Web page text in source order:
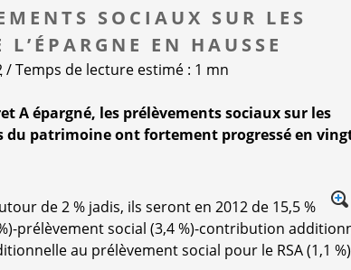
SOCIAUX SUR LES
L’ÉPARGNE EN HAUSSE
/ Temps de lecture estimé : 1 mn
A épargné, les prélèvements sociaux sur les
du patrimoine ont fortement progressé en
de 2 % jadis, ils seront en 2012 de 15,5 %
%)-prélèvement social (3,4 %)-contribution
au prélèvement social pour le RSA (1,1